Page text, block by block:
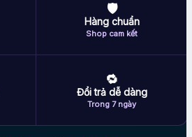
🛡
Hàng chuẩn
Shop cam kết
🔁
Đổi trả dễ dàng
Trong 7 ngày